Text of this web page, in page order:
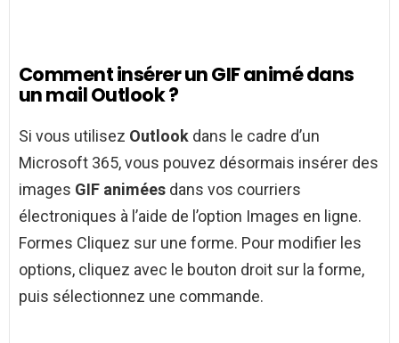
Comment insérer un GIF animé dans
un mail Outlook ?
Si vous utilisez Outlook dans le cadre d’un
Microsoft 365, vous pouvez désormais insérer des
images GIF animées dans vos courriers
électroniques à l’aide de l’option Images en ligne.
Formes Cliquez sur une forme. Pour modifier les
options, cliquez avec le bouton droit sur la forme,
puis sélectionnez une commande.